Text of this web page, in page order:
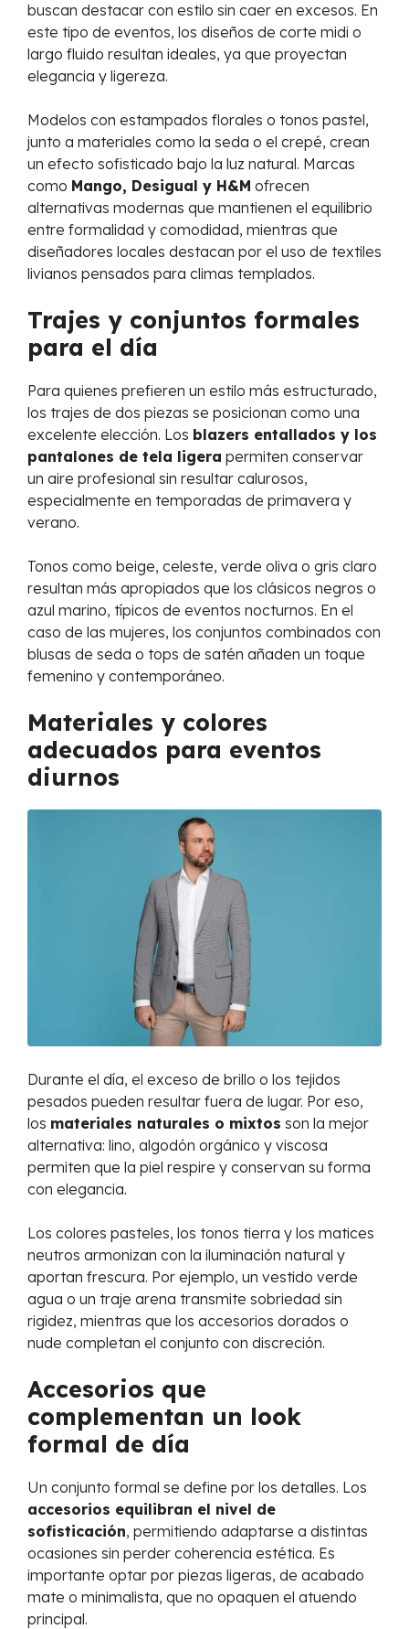
buscan destacar con estilo sin caer en excesos. En
este tipo de eventos, los diseños de corte midi o
largo fluido resultan ideales, ya que proyectan
elegancia y ligereza.
Modelos con estampados florales o tonos pastel,
junto a materiales como la seda o el crepé, crean
un efecto sofisticado bajo la luz natural. Marcas
como Mango, Desigual y H&M ofrecen
alternativas modernas que mantienen el equilibrio
entre formalidad y comodidad, mientras que
diseñadores locales destacan por el uso de textiles
livianos pensados para climas templados.
Trajes y conjuntos formales
para el día
Para quienes prefieren un estilo más estructurado,
los trajes de dos piezas se posicionan como una
excelente elección. Los blazers entallados y los
pantalones de tela ligera permiten conservar
un aire profesional sin resultar calurosos,
especialmente en temporadas de primavera y
verano.
Tonos como beige, celeste, verde oliva o gris claro
resultan más apropiados que los clásicos negros o
azul marino, típicos de eventos nocturnos. En el
caso de las mujeres, los conjuntos combinados con
blusas de seda o tops de satén añaden un toque
femenino y contemporáneo.
Materiales y colores
adecuados para eventos
diurnos
Durante el día, el exceso de brillo o los tejidos
pesados pueden resultar fuera de lugar. Por eso,
los materiales naturales o mixtos son la mejor
alternativa: lino, algodón orgánico y viscosa
permiten que la piel respire y conservan su forma
con elegancia.
Los colores pasteles, los tonos tierra y los matices
neutros armonizan con la iluminación natural y
aportan frescura. Por ejemplo, un vestido verde
agua o un traje arena transmite sobriedad sin
rigidez, mientras que los accesorios dorados o
nude completan el conjunto con discreción.
Accesorios que
complementan un look
formal de día
Un conjunto formal se define por los detalles. Los
accesorios equilibran el nivel de
sofisticación, permitiendo adaptarse a distintas
ocasiones sin perder coherencia estética. Es
importante optar por piezas ligeras, de acabado
mate o minimalista, que no opaquen el atuendo
principal.